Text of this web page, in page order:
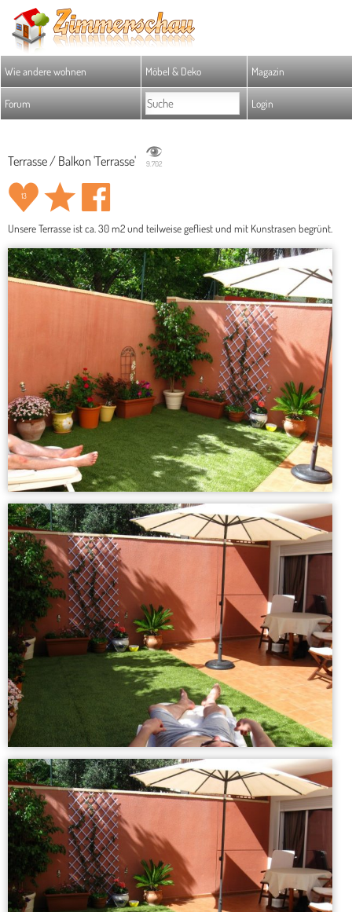
Wie andere wohnen Möbel & Deko Magazin
Forum Login
Terrasse / Balkon 'Terrasse' 9.702
13
Unsere Terrasse ist ca. 30 m2 und teilweise gefliest und mit Kunstrasen begrünt.